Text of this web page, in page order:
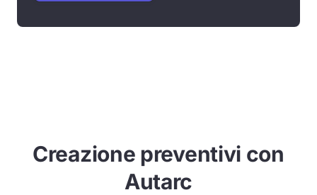
Creazione preventivi con
Autarc